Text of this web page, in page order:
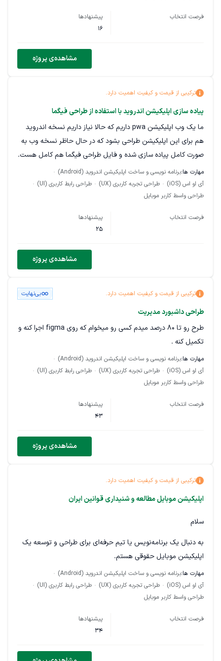
فرصت انتخاب
پیشنهادها
16
مشاهده‌ی پروژه
ترکیبی از قیمت و کیفیت اهمیت دارد.
پیاده سازی اپلیکیشن اندروید با استفاده از طراحی فیگما
ما یک وب اپلیکیشن pwa داریم که حالا نیاز داریم نسخه اندروید
هم برای این اپلیکیشن طراحی بشود که در حال حاظر نسخه وب به
صورت کامل پیاده سازی شده و فایل طراحی فیگما هم کامل هست.
مهارت ها:برنامه نویسی و ساخت اپلیکیشن اندروید (Android)
آی او اس (iOS)
طراحی تجربه کاربری (UX)
طراحی رابط کاربری (UI)
طراحی واسط کاربر موبایل
فرصت انتخاب
پیشنهادها
25
مشاهده‌ی پروژه
ترکیبی از قیمت و کیفیت اهمیت دارد. بی‌نهایت
طراحی داشبورد مدیریت
طرح رو تا ۸۰ درصد میدم کسی رو میخوام که روی figma اجرا کنه و
تکمیل کنه .
مهارت ها:برنامه نویسی و ساخت اپلیکیشن اندروید (Android)
آی او اس (iOS)
طراحی تجربه کاربری (UX)
طراحی رابط کاربری (UI)
طراحی واسط کاربر موبایل
فرصت انتخاب
پیشنهادها
43
مشاهده‌ی پروژه
ترکیبی از قیمت و کیفیت اهمیت دارد.
اپلیکیشن موبایل مطالعه و شنیداری قوانین ایران
سلام
به دنبال یک برنامه‌نویس یا تیم حرفه‌ای برای طراحی و توسعه یک
اپلیکیشن موبایل حقوقی هستم.
هدف پروژه، ایجاد اپلیکیشنی است که کاربران بتوانند قوانین ایران را
به‌صورت متنی و صوتی مطالعه و گوش کنند. مخاطبان این
علاقه‌مندان به قوانین هستند.
مهارت ها:برنامه نویسی و ساخت اپلیکیشن اندروید (Android)
آی او اس (iOS)
طراحی تجربه کاربری (UX)
طراحی رابط کاربری (UI)
طراحی واسط کاربر موبایل
فرصت انتخاب
پیشنهادها
34